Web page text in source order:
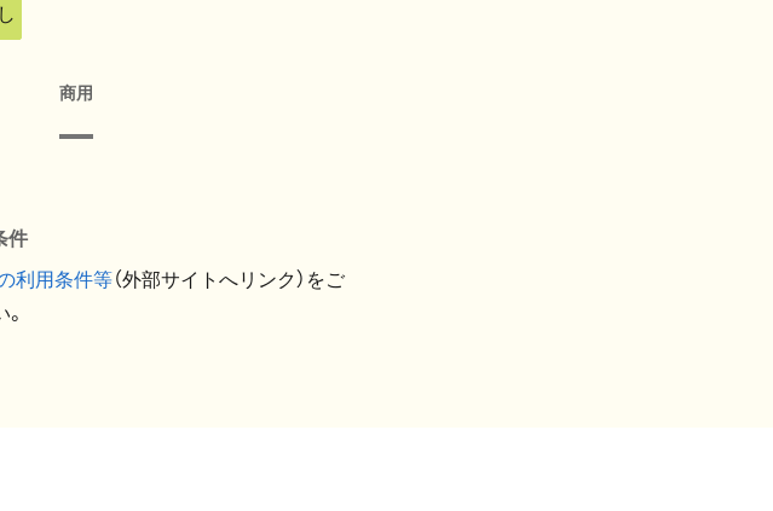
商用
件
利用条件等（外部サイトへリンク）をご